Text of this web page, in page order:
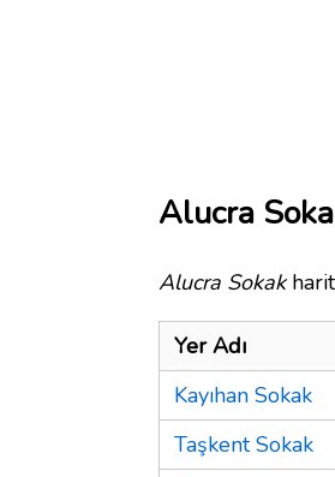
Alucra
Alucra Sokak
Yer Adı
Kayıhan Sokak
Taşkent Sokak